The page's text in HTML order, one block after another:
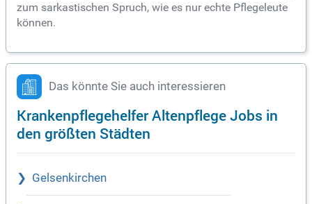
zum sarkastischen Spruch, wie es nur echte Pflegeleute
können.
Das könnte Sie auch interessieren
Krankenpflegehelfer Altenpflege Jobs in
den größten Städten
Gelsenkirchen